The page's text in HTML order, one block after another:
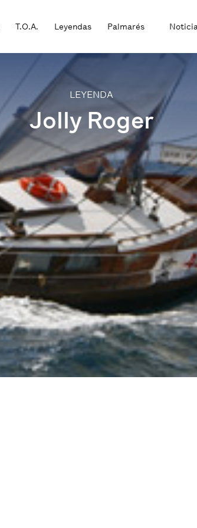
T.O.A. Leyendas Palmarés
LEYENDA
Jolly Roger